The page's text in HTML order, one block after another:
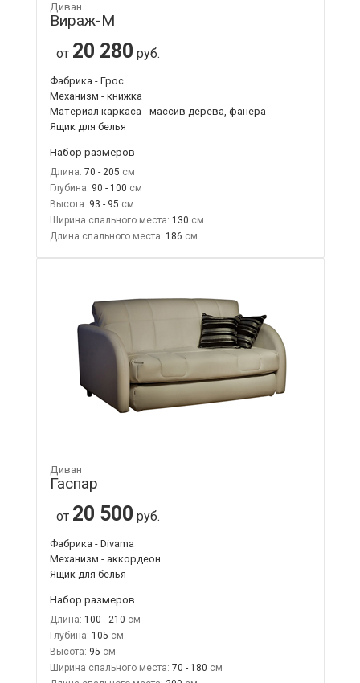
Диван
Вираж-М
от 20 280 руб.
Фабрика - Грос
Механизм - книжка
Материал каркаса - массив дерева, фанера
Ящик для белья
Набор размеров
Длина: 70 - 205
Глубина: 90 - 100
Высота: 93 - 95
Ширина спального места: 130
Длина спального места: 186
Диван
Гаспар
от 20 500 руб.
Фабрика - Divama
Механизм - аккордеон
Ящик для белья
Набор размеров
Длина: 100 - 210
Глубина: 105
Высота: 95
Ширина спального места: 70 - 180